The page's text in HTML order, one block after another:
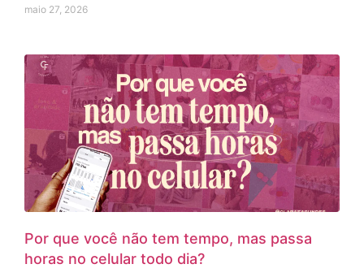
maio 27, 2026
Por que você não tem tempo, mas passa
horas no celular todo dia?